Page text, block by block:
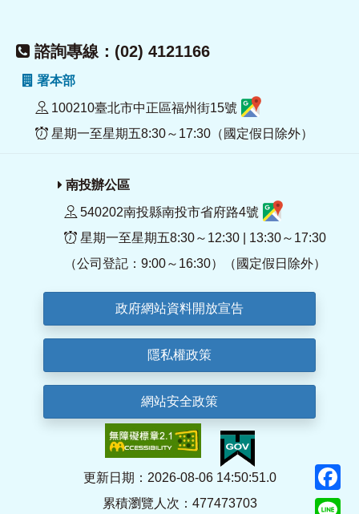
諮詢專線：(02) 4121166
署本部
100210臺北市中正區福州街15號
星期一至星期五8:30～17:30（國定假日除外）
南投辦公區
540202南投縣南投市省府路4號
星期一至星期五8:30～12:30 | 13:30～17:30
（公司登記：9:00～16:30）（國定假日除外）
政府網站資料開放宣告
隱私權政策
網站安全政策
更新日期：2026-08-06 14:50:51.0
累積瀏覽人次：477473703